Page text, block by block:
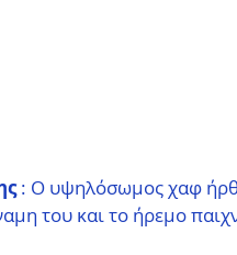
: Ο υψηλόσωμος χαφ
του και το ήρεμο